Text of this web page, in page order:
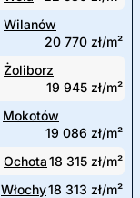
Wilanów
20 770 zł/m²
Żoliborz
19 945 zł/m²
Mokotów
19 086 zł/m²
Ochota18 315 zł/m²
Włochy18 313 zł/m²